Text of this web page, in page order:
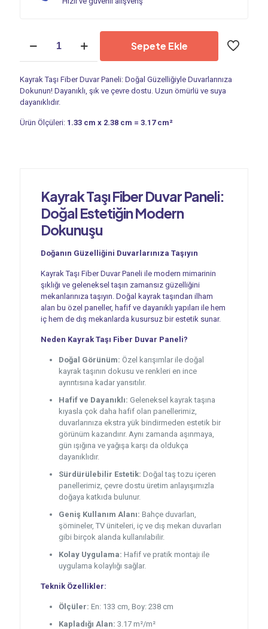
Paneli
Taşı
PC
522
Sepete Ekle
Kayrak Taşı Fiber Duvar Paneli: Doğal Güzelliğiyle Duvarlarınıza
Dokunun! Dayanıklı, şık ve çevre dostu. Uzun ömürlü ve suya
dayanıklıdır.
Ürün Ölçüleri: 1.33 cm x 2.38 cm = 3.17 cm²
Kayrak Taşı Fiber Duvar Paneli:
Doğal Estetiğin Modern
Dokunuşu
Doğanın Güzelliğini Duvarlarınıza Taşıyın
Kayrak Taşı Fiber Duvar Paneli ile modern mimarinin
şıklığı ve geleneksel taşın zamansız güzelliğini
mekanlarınıza taşıyın. Doğal kayrak taşından ilham
alan bu özel paneller, hafif ve dayanıklı yapıları ile hem
iç hem de dış mekanlarda kusursuz bir estetik sunar.
Neden Kayrak Taşı Fiber Duvar Paneli?
Doğal Görünüm: Özel karışımlar ile doğal
kayrak taşının dokusu ve renkleri en ince
ayrıntısına kadar yansıtılır.
Hafif ve Dayanıklı: Geleneksel kayrak taşına
kıyasla çok daha hafif olan panellerimiz,
duvarlarınıza ekstra yük bindirmeden estetik bir
görünüm kazandırır. Aynı zamanda aşınmaya,
gün ışığına ve yağışa karşı da oldukça
dayanıklıdır.
Sürdürülebilir Estetik: Doğal taş tozu içeren
panellerimiz, çevre dostu üretim anlayışımızla
doğaya katkıda bulunur.
Geniş Kullanım Alanı: Bahçe duvarları,
şömineler, TV üniteleri, iç ve dış mekan duvarları
gibi birçok alanda kullanılabilir.
Kolay Uygulama: Hafif ve pratik montajı ile
uygulama kolaylığı sağlar.
Teknik Özellikler:
Ölçüler: En: 133 cm, Boy: 238 cm
Kapladığı Alan: 3.17 m²/m²